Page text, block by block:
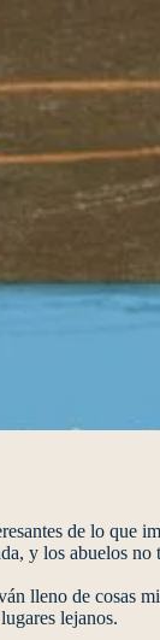
de lo que
y los abuelos no
lleno de
lejanos.